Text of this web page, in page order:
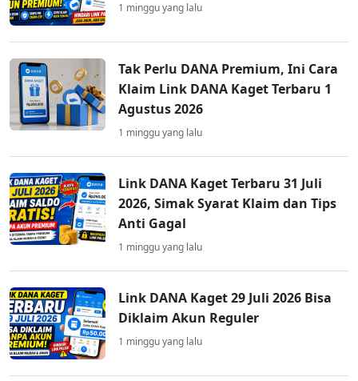
1 minggu yang lalu
Tak Perlu DANA Premium, Ini Cara
Klaim Link DANA Kaget Terbaru 1
Agustus 2026
1 minggu yang lalu
Link DANA Kaget Terbaru 31 Juli
2026, Simak Syarat Klaim dan Tips
Anti Gagal
1 minggu yang lalu
Link DANA Kaget 29 Juli 2026 Bisa
Diklaim Akun Reguler
1 minggu yang lalu